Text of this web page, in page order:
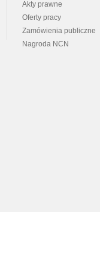
Akty prawne
Oferty pracy
Zamówienia publiczne
Nagroda NCN